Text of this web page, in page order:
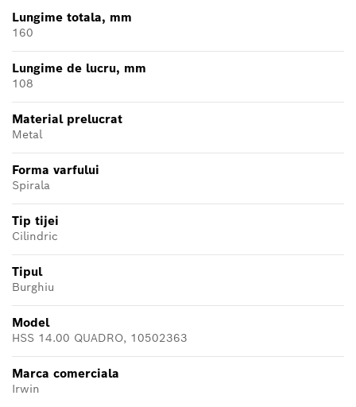
Lungime totala, mm
160
Lungime de lucru, mm
108
Material prelucrat
Metal
Forma varfului
Spirala
Tip tijei
Cilindric
Tipul
Burghiu
Model
HSS 14.00 QUADRO, 10502363
Marca comerciala
Irwin